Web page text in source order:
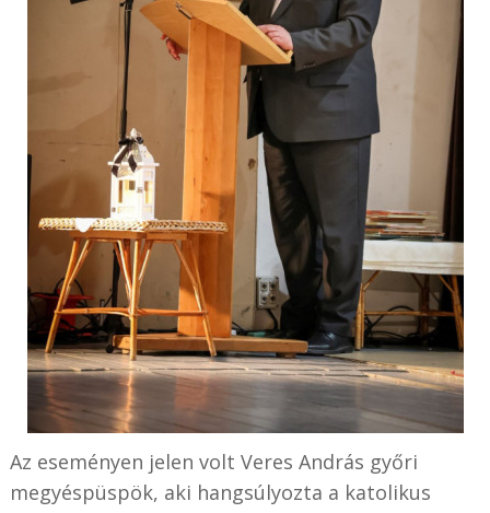
Az eseményen jelen volt Veres András győri
megyéspüspök, aki hangsúlyozta a katolikus